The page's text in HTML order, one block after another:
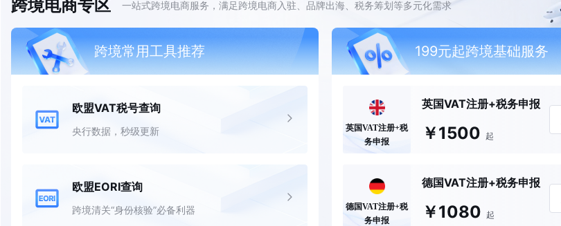
跨境电商专区 一站式跨境电商服务，满足跨境电商入驻、品牌出海、税务筹划等多元化需求
跨境常用工具推荐
欧盟VAT税号查询
央行数据，秒级更新
欧盟EORI查询
跨境清关“身份核验”必备利器
199元起跨境基础服务
英国VAT注册+税
务申报
英国VAT注册+税务申报
￥1500 起
德国VAT注册+税
务申报
德国VAT注册+税务申报
￥1080 起